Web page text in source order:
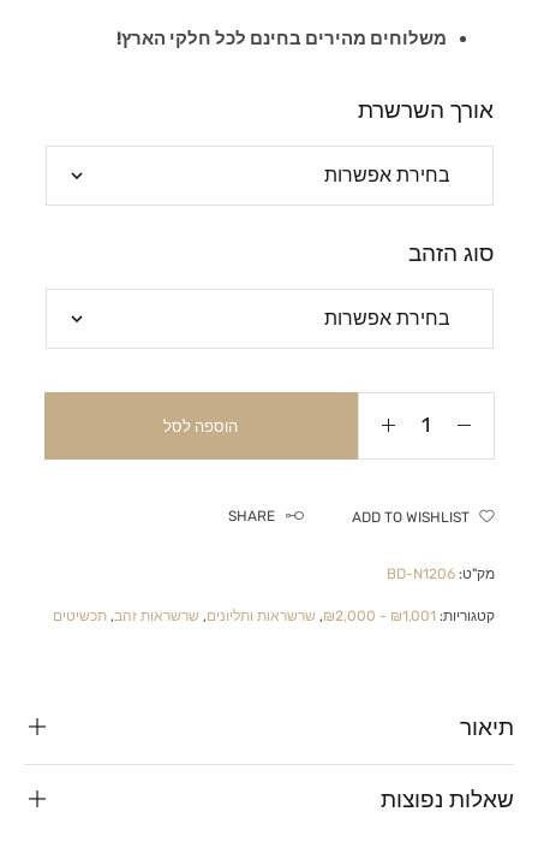
משלוחים מהירים בחינם לכל חלקי הארץ!
אורך השרשרת
סוג הזהב
הוספה לסל
ADD TO WISHLIST
SHARE
מק"ט:BD-N1206
קטגוריות:₪1,001 - ₪2,000
, שרשראות ותליונים, שרשראות זהב,תכשיטים
תיאור
שאלות נפוצות